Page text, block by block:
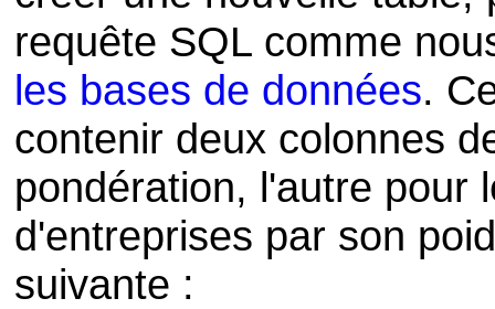
requête SQL comme
les bases de données.
contenir deux colonnes
pondération, l'autre pour
d'entreprises par son
suivante :